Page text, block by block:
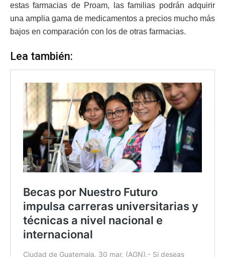
estas farmacias de Proam, las familias podrán adquirir
una amplia gama de medicamentos a precios mucho más
bajos en comparación con los de otras farmacias.
Lea también: